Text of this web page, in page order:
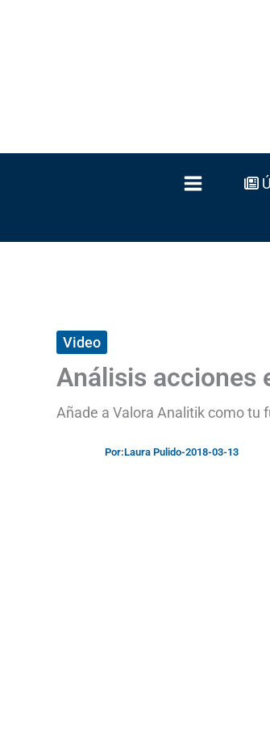
Video
Análisis acciones
Añade a Valora Analitik como tu
Por:Laura Pulido-2018-03-13